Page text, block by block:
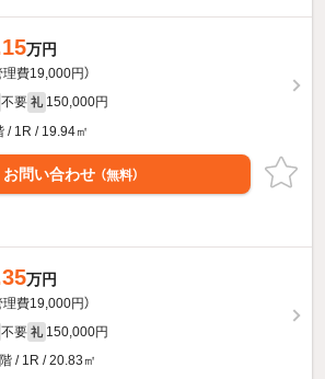
万円
理費19,000円）
不要 礼 150,000円
/ 1R / 19.94㎡
お問い合わせ （無料）
万円
理費19,000円）
不要 礼 150,000円
/ 1R / 20.83㎡